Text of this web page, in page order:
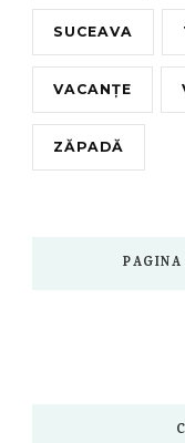
SUCEAVA
VACANȚE
ZĂPADĂ